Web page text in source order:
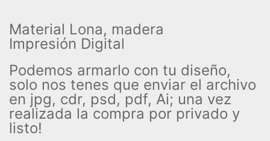
Material Lona, madera
Impresión Digital
Podemos armarlo con tu diseño,
solo nos tenes que enviar el archivo
en jpg, cdr, psd, pdf, Ai; una vez
realizada la compra por privado y
listo!